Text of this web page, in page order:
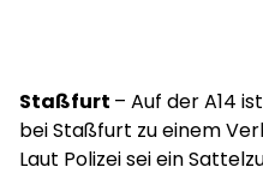
Staßfurt – Auf der A14
bei Staßfurt zu einem
Laut Polizei sei ein